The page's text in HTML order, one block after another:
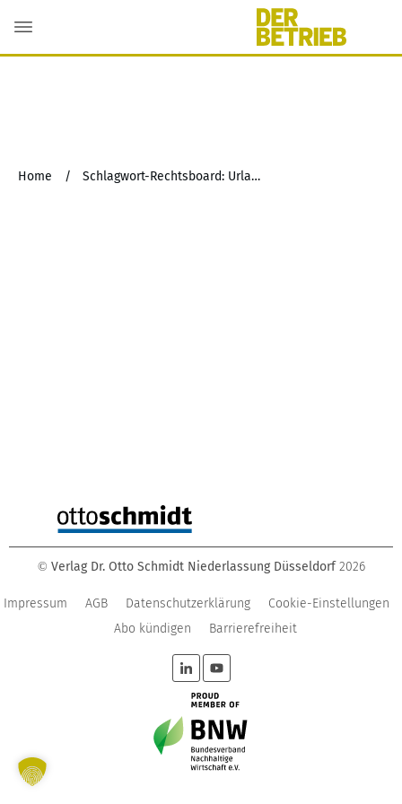
Home / Schlagwort-Rechtsboard: Urlaubsabgeltung
© Verlag Dr. Otto Schmidt Niederlassung Düsseldorf 2026
Impressum AGB Datenschutzerklärung
Cookie-Einstellungen
Abo kündigen
Barrierefreiheit